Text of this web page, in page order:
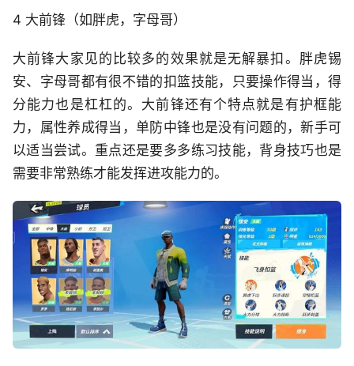
4 大前锋（如胖虎，字母哥）
大前锋大家见的比较多的效果就是无解暴扣。胖虎锡
安、字母哥都有很不错的扣篮技能，只要操作得当，得
分能力也是杠杠的。大前锋还有个特点就是有护框能
力，属性养成得当，单防中锋也是没有问题的，新手可
以适当尝试。重点还是要多多练习技能，背身技巧也是
需要非常熟练才能发挥进攻能力的。